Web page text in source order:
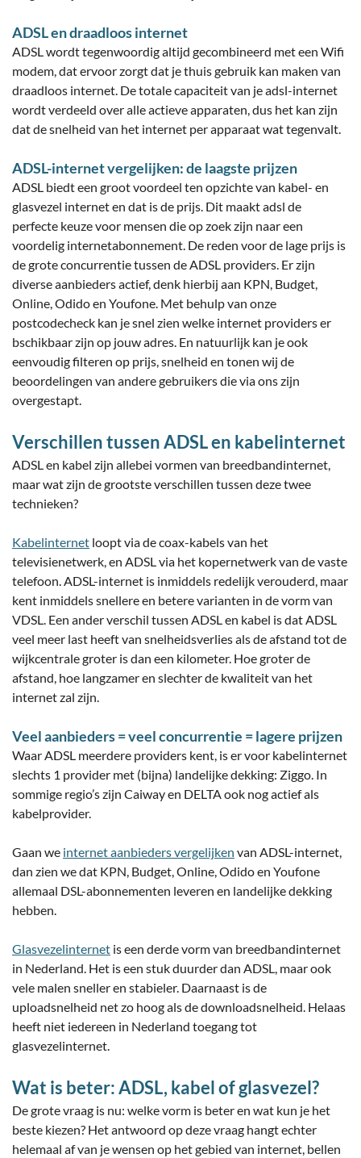
ADSL en draadloos internet
ADSL wordt tegenwoordig altijd gecombineerd met een Wifi
modem, dat ervoor zorgt dat je thuis gebruik kan maken van
draadloos internet. De totale capaciteit van je adsl-internet
wordt verdeeld over alle actieve apparaten, dus het kan zijn
dat de snelheid van het internet per apparaat wat tegenvalt.
ADSL-internet vergelijken: de laagste prijzen
ADSL biedt een groot voordeel ten opzichte van kabel- en
glasvezel internet en dat is de prijs. Dit maakt adsl de
perfecte keuze voor mensen die op zoek zijn naar een
voordelig internetabonnement. De reden voor de lage prijs is
de grote concurrentie tussen de ADSL providers. Er zijn
diverse aanbieders actief, denk hierbij aan KPN, Budget,
Online, Odido en Youfone. Met behulp van onze
postcodecheck kan je snel zien welke internet providers er
bschikbaar zijn op jouw adres. En natuurlijk kan je ook
eenvoudig filteren op prijs, snelheid en tonen wij de
beoordelingen van andere gebruikers die via ons zijn
overgestapt.
Verschillen tussen ADSL en kabelinternet
ADSL en kabel zijn allebei vormen van breedbandinternet,
maar wat zijn de grootste verschillen tussen deze twee
technieken?
Kabelinternet loopt via de coax-kabels van het
televisienetwerk, en ADSL via het kopernetwerk van de vaste
telefoon. ADSL-internet is inmiddels redelijk verouderd, maar
kent inmiddels snellere en betere varianten in de vorm van
VDSL. Een ander verschil tussen ADSL en kabel is dat ADSL
veel meer last heeft van snelheidsverlies als de afstand tot de
wijkcentrale groter is dan een kilometer. Hoe groter de
afstand, hoe langzamer en slechter de kwaliteit van het
internet zal zijn.
Veel aanbieders = veel concurrentie = lagere prijzen
Waar ADSL meerdere providers kent, is er voor kabelinternet
slechts 1 provider met (bijna) landelijke dekking: Ziggo. In
sommige regio’s zijn Caiway en DELTA ook nog actief als
kabelprovider.
Gaan we internet aanbieders vergelijken van ADSL-internet,
dan zien we dat KPN, Budget, Online, Odido en Youfone
allemaal DSL-abonnementen leveren en landelijke dekking
hebben.
Glasvezelinternet is een derde vorm van breedbandinternet
in Nederland. Het is een stuk duurder dan ADSL, maar ook
vele malen sneller en stabieler. Daarnaast is de
uploadsnelheid net zo hoog als de downloadsnelheid. Helaas
heeft niet iedereen in Nederland toegang tot
glasvezelinternet.
Wat is beter: ADSL, kabel of glasvezel?
De grote vraag is nu: welke vorm is beter en wat kun je het
beste kiezen? Het antwoord op deze vraag hangt echter
helemaal af van je wensen op het gebied van internet, bellen